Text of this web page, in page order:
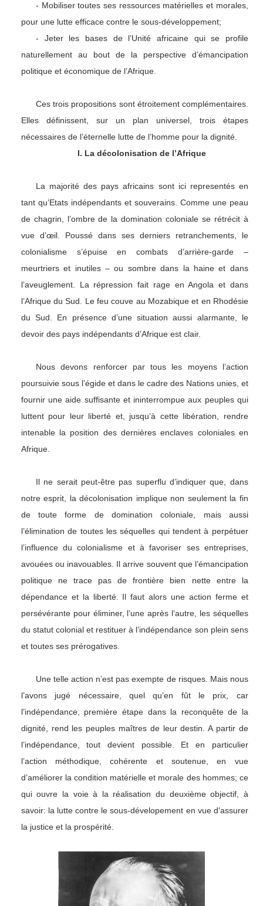
- Mobiliser toutes ses ressources matérielles et morales,
pour une lutte efficace contre le sous-développement;
- Jeter les bases de l’Unité africaine qui se profile
naturellement au bout de la perspective d’émancipation
politique et économique de l’Afrique.
Ces trois propositions sont étroitement complémentaires.
Elles définissent, sur un plan universel, trois étapes
nécessaires de l’éternelle lutte de l’homme pour la dignité.
I. La décolonisation de l’Afrique
La majorité des pays africains sont ici representés en
tant qu’Etats indépendants et souverains. Comme une peau
de chagrin, l’ombre de la domination coloniale se rétrécit à
vue d’œil. Poussé dans ses derniers retranchements, le
colonialisme s’épuise en combats d’arrière-garde –
meurtriers et inutiles – ou sombre dans la haine et dans
l’aveuglement. La répression fait rage en Angola et dans
l’Afrique du Sud. Le feu couve au Mozabique et en Rhodésie
du Sud. En présence d’une situation aussi alarmante, le
devoir des pays indépendants d’Afrique est clair.
Nous devons renforcer par tous les moyens l’action
poursuivie sous l’égide et dans le cadre des Nations unies, et
fournir une aide suffisante et ininterrompue aux peuples qui
luttent pour leur liberté et, jusqu’à cette libération, rendre
intenable la position des dernières enclaves coloniales en
Afrique.
Il ne serait peut-être pas superflu d’indiquer que, dans
notre esprit, la décolonisation implique non seulement la fin
de toute forme de domination coloniale, mais aussi
l’élimination de toutes les séquelles qui tendent à perpétuer
l’influence du colonialisme et à favoriser ses entreprises,
avouées ou inavouables. Il arrive souvent que l’émancipation
politique ne trace pas de frontière bien nette entre la
dépendance et la liberté. Il faut alors une action ferme et
persévérante pour éliminer, l’une après l’autre, les séquelles
du statut colonial et restituer à l’indépendance son plein sens
et toutes ses prérogatives.
Une telle action n’est pas exempte de risques. Mais nous
l’avons jugé nécessaire, quel qu’en fût le prix, car
l’indépendance, première étape dans la reconquête de la
dignité, rend les peuples maîtres de leur destin. A partir de
l’indépendance, tout devient possible. Et en particulier
l’action méthodique, cohérente et soutenue, en vue
d’améliorer la condition matérielle et morale des hommes; ce
qui ouvre la voie à la réalisation du deuxième objectif, à
savoir: la lutte contre le sous-dévelopement en vue d’assurer
la justice et la prospérité.